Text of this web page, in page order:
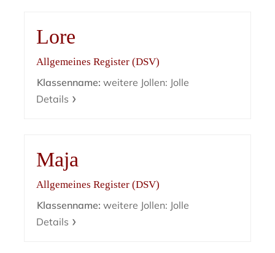
Lore
Allgemeines Register (DSV)
Klassenname: weitere Jollen: Jolle
Details
Maja
Allgemeines Register (DSV)
Klassenname: weitere Jollen: Jolle
Details